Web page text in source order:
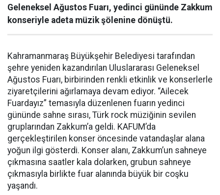
Geleneksel Ağustos Fuarı, yedinci gününde Zakkum
konseriyle adeta müzik şölenine dönüştü.
Kahramanmaraş Büyükşehir Belediyesi tarafından
şehre yeniden kazandırılan Uluslararası Geleneksel
Ağustos Fuarı, birbirinden renkli etkinlik ve konserlerle
ziyaretçilerini ağırlamaya devam ediyor. “Ailecek
Fuardayız” temasıyla düzenlenen fuarın yedinci
gününde sahne sırası, Türk rock müziğinin sevilen
gruplarından Zakkum’a geldi. KAFUM’da
gerçekleştirilen konser öncesinde vatandaşlar alana
yoğun ilgi gösterdi. Konser alanı, Zakkum’un sahneye
çıkmasına saatler kala dolarken, grubun sahneye
çıkmasıyla birlikte fuar alanında büyük bir coşku
yaşandı.